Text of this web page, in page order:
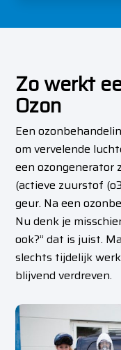
Zo werkt
Ozon
Een
om vervelende
een ozongenerator
(actieve zuurstof
geur. Na een
Nu denk je
ook?” dat is juist.
slechts tijdelijk
blijvend verdreven.